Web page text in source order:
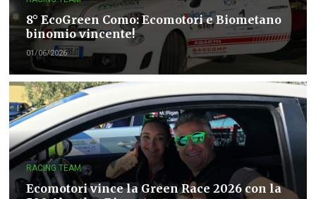
8° EcoGreen Como: Ecomotori e Biometano
binomio vincente!
01/06/2026
RACING TEAM
Ecomotori vince la Green Race 2026 con la